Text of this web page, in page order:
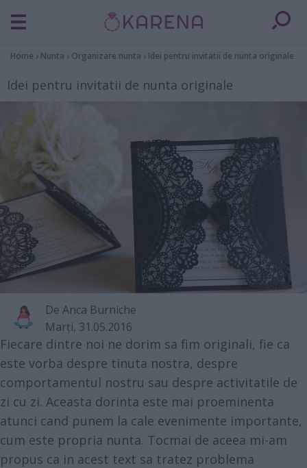
Home › Nunta › Organizare nunta › Idei pentru invitatii de nunta originale
Idei pentru invitatii de nunta originale
De Anca Burniche
Marţi, 31.05.2016
Fiecare dintre noi ne dorim sa fim originali, fie ca
este vorba despre tinuta nostra, despre
comportamentul nostru sau despre activitatile de
zi cu zi. Aceasta dorinta este mai proeminenta
atunci cand punem la cale evenimente importante,
cum este propria nunta. Tocmai de aceea mi-am
propus ca in acest text sa tratez problema